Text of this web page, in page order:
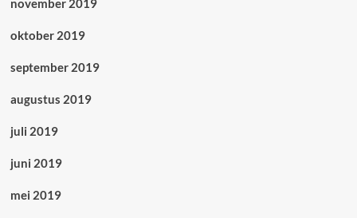
november 2019
oktober 2019
september 2019
augustus 2019
juli 2019
juni 2019
mei 2019